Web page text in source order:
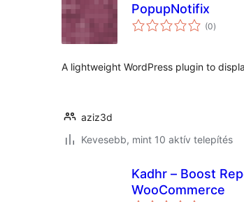
PopupNotifix
(0értékelés
összesen
)
A lightweight WordPress plugin to
aziz3d
Kevesebb, mint 10 aktív telepítés
Kadhr – Boost
WooCommerce